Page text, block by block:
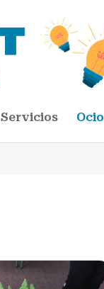
Servicios Ocio